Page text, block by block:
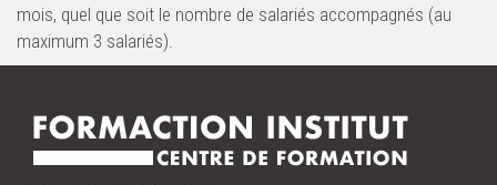
mois, quel que soit le nombre de salariés accompagnés (au
maximum 3 salariés).